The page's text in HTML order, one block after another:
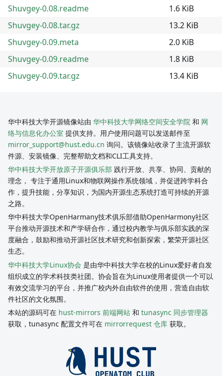
Shuvgey-0.08.readme
1.6 KiB
Shuvgey-0.08.tar.gz
13.2 KiB
Shuvgey-0.09.meta
2.0 KiB
Shuvgey-0.09.readme
1.8 KiB
Shuvgey-0.09.tar.gz
13.4 KiB
华中科技大学开源镜像站由 华中科技大学网络空间安全学院 和 网
络与信息化办公室 提供支持。用户使用问题可以发送邮件至
mirror_support@hust.edu.cn 询问。该镜像站收录了主流开源软
件源、安装镜像、完整帮助文档和CLI工具支持。
华中科技大学开放原子开源俱乐部 践行开放、共享、协同、贡献的
理念， 专注于通用Linux和物联网操作系统领域，并促进跨学科合
作，提升技能，分享知识，为国内开源生态系统打造可持续的开源
之路。
华中科技大学OpenHarmany技术俱乐部借助OpenHarmony社区
平台推动开源技术和产学研合作，通过校内教学与俱乐部实践的深
度融合，鼓励和推动开源社区技术研究和创新探索，繁荣开源社区
生态。
华中科技大学Linux协会 是由华中科技大学在校的Linux爱好者自发
组织成立的学术科技类社团。协会旨在为Linux使用者提供一个可以
有效交流学习的平台，并推广校内外自由软件的使用，营造自由软
件社区的文化氛围。
本站的源码可在 hust-mirrors 前端网站 和 tunasync 同步管理器
获取，tunasync 配置文件可在 mirrorrequest 仓库 获取。